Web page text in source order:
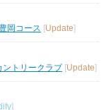
岡コース
Update
ントリークラブ [Update]